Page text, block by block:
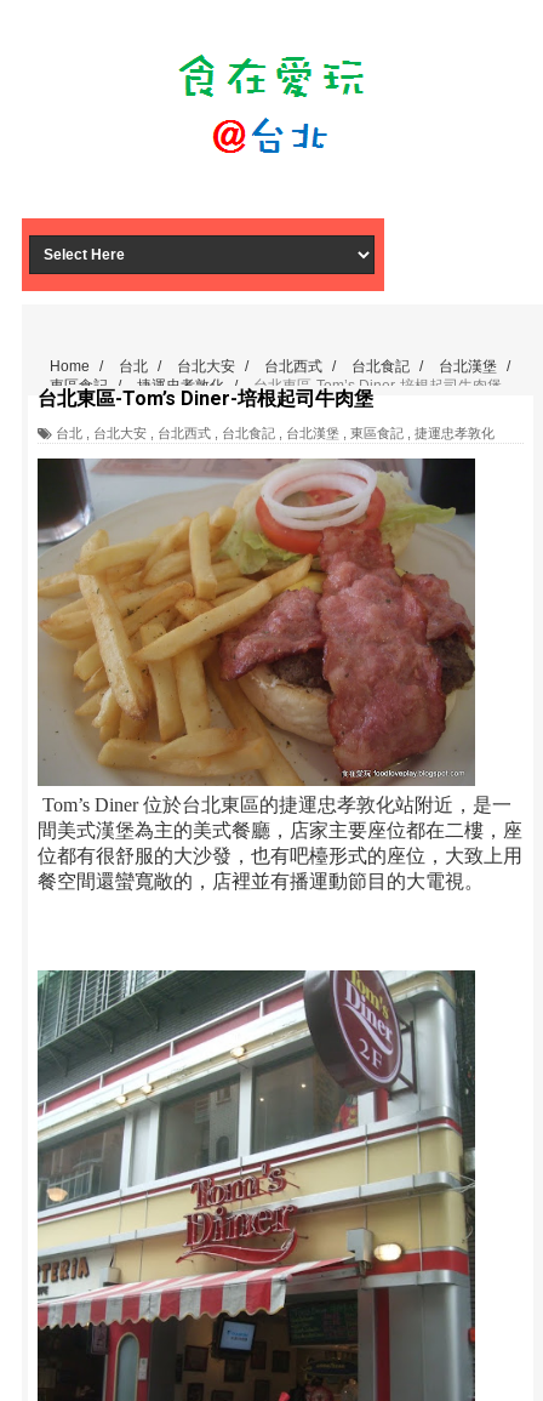
Home / 台北 / 台北大安 / 台北西式 / 台北食記 / 台北漢堡
/
東區食記 / 捷運忠孝敦化 / 台北東區-Tom’s Diner-培根起司牛肉堡
台北東區-Tom’s Diner-培根起司牛肉堡
台北 台北大安 台北西式 台北食記 台北漢堡 東區食記 捷運忠孝敦化
Tom’s Diner 位於台北東區的捷運忠孝敦化站附近，是一
間美式漢堡為主的美式餐廳 ，店家主要座位都在二樓，座
位都有很舒服的大沙發，也有吧檯形式的座位，大致上用
餐空間還蠻寬敞的，店裡並有播運動節目的大電視。